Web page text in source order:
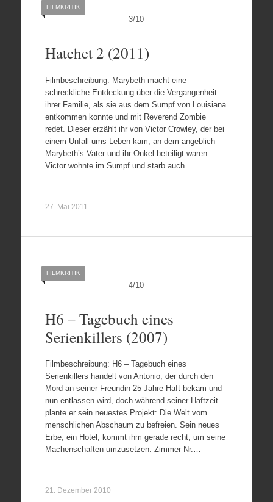
3/10
FILMKRITIK
Hatchet 2 (2011)
Filmbeschreibung: Marybeth macht eine
schreckliche Entdeckung über die Vergangenheit
ihrer Familie, als sie aus dem Sumpf von Louisiana
entkommen konnte und mit Reverend Zombie
redet. Dieser erzählt ihr von Victor Crowley, der bei
einem Unfall ums Leben kam, an dem angeblich
Marybeth’s Vater und ihr Onkel beteiligt waren.
Victor wohnte im Sumpf und starb auch…
27. Mai 2011
4/10
FILMKRITIK
H6 – Tagebuch eines
Serienkillers (2007)
Filmbeschreibung: H6 – Tagebuch eines
Serienkillers handelt von Antonio, der durch den
Mord an seiner Freundin 25 Jahre Haft bekam und
nun entlassen wird, doch während seiner Haftzeit
plante er sein neuestes Projekt: Die Welt vom
menschlichen Abschaum zu befreien. Sein neues
Erbe, ein Hotel, kommt ihm gerade recht, um seine
Machenschaften umzusetzen. Zimmer Nr.…
21. Dezember 2010